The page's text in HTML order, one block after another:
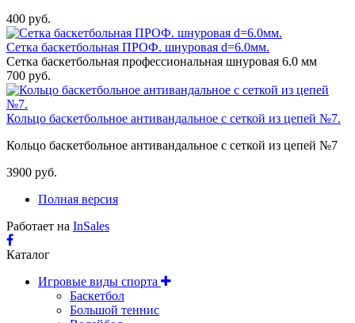
400 руб.
Сетка баскетбольная ПРОФ. шнуровая d=6.0мм.
Сетка баскетбольная профессиональная шнуровая 6.0 мм
700 руб.
Кольцо баскетбольное антивандальное с сеткой из цепей №7.
Кольцо баскетбольное антивандальное с сеткой из цепей №7
3900 руб.
Полная версия
Работает на InSales
Каталог
Игровые виды спорта
Баскетбол
Большой теннис